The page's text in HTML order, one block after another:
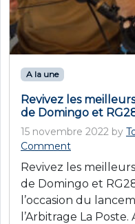
A la une
Revivez les
de Domingo et
15 novembre 2022 by
Comment
Revivez les
de Domingo et
l’occasion du
l’Arbitrage La